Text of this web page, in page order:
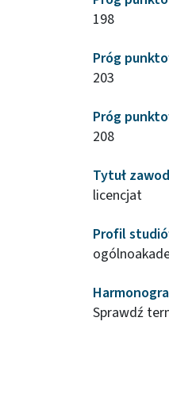
198
Próg
203
Próg
208
Tytuł
licencjat
Profil
Sprawdź